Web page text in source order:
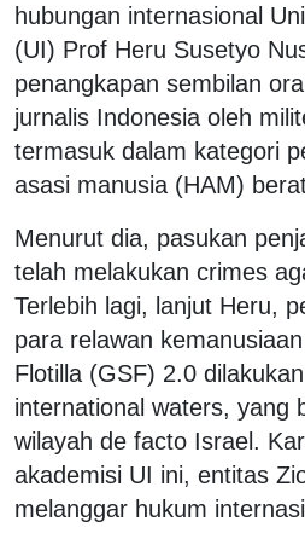
hubungan internasional
(UI) Prof Heru Susetyo
penangkapan sembilan
jurnalis Indonesia oleh
termasuk dalam kategori
asasi manusia (HAM)
Menurut dia, pasukan
telah melakukan crimes
Terlebih lagi, lanjut Heru,
para relawan
Flotilla (GSF) 2.0
international waters, yang
wilayah de facto Israel.
akademisi UI ini, entitas
melanggar hukum